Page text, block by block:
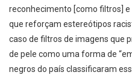
reconhecimento [como filtros]
que reforçam estereótipos
caso de filtros de imagens que
de pele como uma forma de
negros do país classificaram